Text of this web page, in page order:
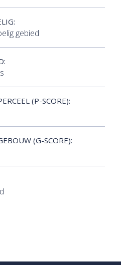
gebied
(P-SCORE):
(G-SCORE):